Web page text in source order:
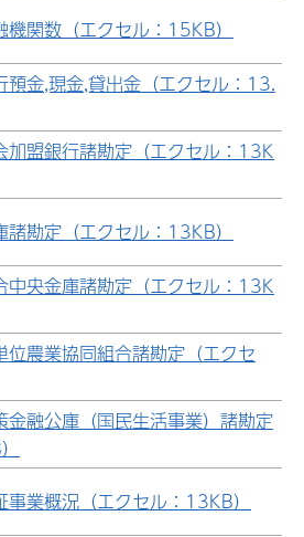
機関数（エクセル：15KB）
預金,現金,貸出金（エクセル：13.
加盟銀行諸勘定（エクセル：13K
諸勘定（エクセル：13KB）
中央金庫諸勘定（エクセル：13K
位農業協同組合諸勘定（エクセ
金融公庫（国民生活事業）諸勘定
事業概況（エクセル：13KB）